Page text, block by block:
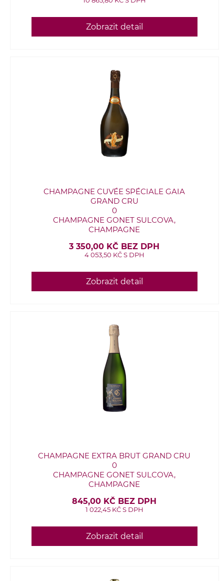
Zobrazit detail
CHAMPAGNE CUVÉE SPÉCIALE GAIA
GRAND CRU
0
CHAMPAGNE GONET SULCOVA,
CHAMPAGNE
3 350,00 KČ BEZ DPH
4 053,50 KČ S DPH
Zobrazit detail
CHAMPAGNE EXTRA BRUT GRAND CRU
0
CHAMPAGNE GONET SULCOVA,
CHAMPAGNE
845,00 KČ BEZ DPH
1 022,45 KČ S DPH
Zobrazit detail